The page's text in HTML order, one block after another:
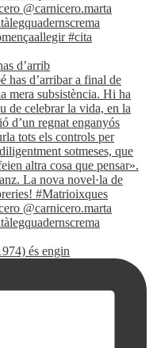
d’arrib
és engin